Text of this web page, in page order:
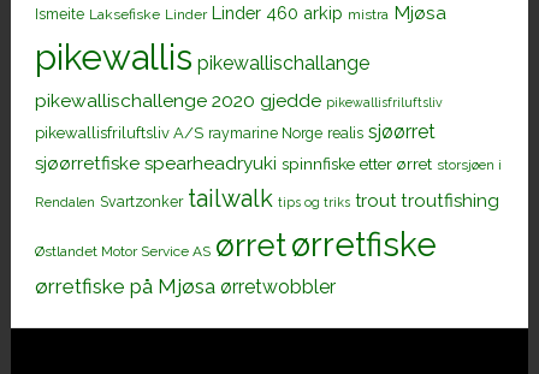
Ismeite Laksefiske Linder Linder 460 arkip mistra Mjøsa
pikewallis pikewallischallange
pikewallischallenge 2020 gjedde pikewallisfriluftsliv
pikewallisfriluftsliv A/S raymarine Norge realis sjøørret
sjøørretfiske spearheadryuki spinnfiske etter ørret storsjøen i
Rendalen Svartzonker tailwalk tips og triks trout troutfishing
Østlandet Motor Service AS ørretørretfiske
ørretfiske på Mjøsa ørretwobbler